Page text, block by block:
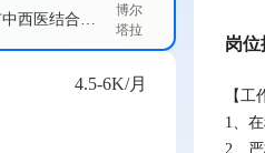
博乐市人民医院（博乐市中西医结合医院）
博尔
塔拉
4.5-6K/月
岗位
【工
1、
2、